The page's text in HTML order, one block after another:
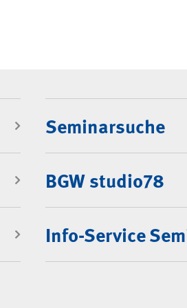
Seminarsuche
BGW studio78
Info-Service